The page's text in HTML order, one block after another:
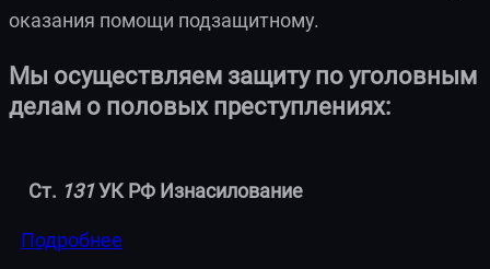
оказания помощи подзащитному.
Мы осуществляем защиту по уголовным
делам о половых преступлениях:
Ст. 131УК РФ Изнасилование
Подробнее